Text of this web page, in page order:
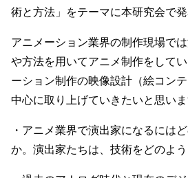
術と方法」をテーマに本研究会で発
アニメーション業界の制作現場で
や方法を用いてアニメ制作をして
ーション制作の映像設計（絵コン
中心に取り上げていきたいと思いま
・アニメ業界で演出家になるには
か。演出家たちは、技術をどのよ